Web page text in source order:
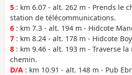
5 : km 6.07 - alt. 262 m - Prends le
station de télécommunications.
6 : km 7.3 - alt. 194 m - Hidcote
7 : km 8.24 - alt. 178 m - Hidcote
8 : km 9.46 - alt. 193 m - Traverse
chemin.
D/A : km 10.91 - alt. 148 m - Pub